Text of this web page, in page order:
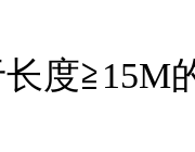
度≧15M